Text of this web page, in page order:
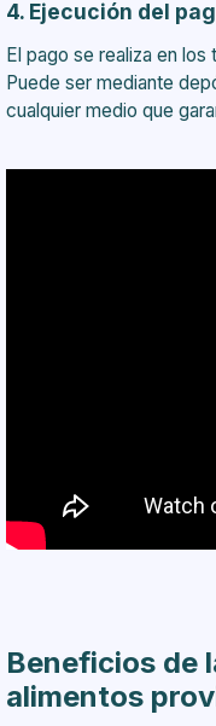
4. Ejecución del
El pago se realiza en
Puede ser mediante
cualquier medio que
Beneficios de
alimentos